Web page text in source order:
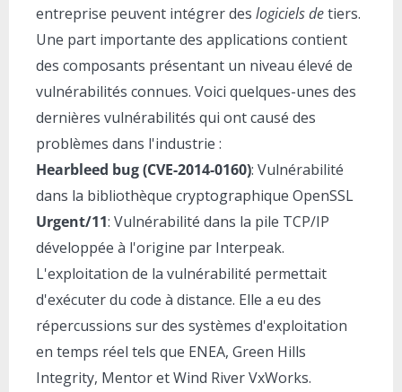
entreprise peuvent intégrer des logiciels detiers.
Une part importante des applications contient
des composants présentant un niveau élevé de
vulnérabilités connues. Voici quelques-unes des
dernières vulnérabilités qui ont causé des
problèmes dans l'industrie :
Hearbleed bug (CVE-2014-0160): Vulnérabilité
dans la bibliothèque cryptographique OpenSSL
Urgent/11: Vulnérabilité dans la pile TCP/IP
développée à l'origine par Interpeak.
L'exploitation de la vulnérabilité permettait
d'exécuter du code à distance. Elle a eu des
répercussions sur des systèmes d'exploitation
en temps réel tels que ENEA, Green Hills
Integrity, Mentor et Wind River VxWorks.